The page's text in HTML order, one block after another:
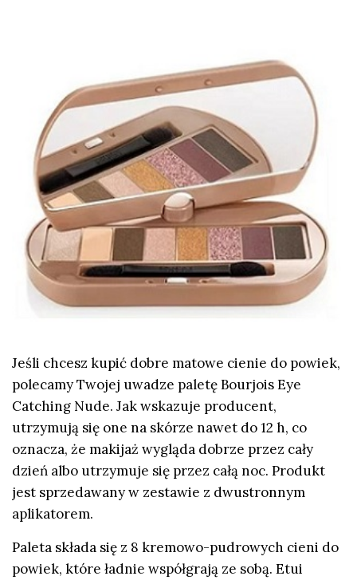
Jeśli chcesz kupić dobre matowe cienie do powiek,
polecamy Twojej uwadze paletę Bourjois Eye
Catching Nude. Jak wskazuje producent,
utrzymują się one na skórze nawet do 12 h, co
oznacza, że makijaż wygląda dobrze przez cały
dzień albo utrzymuje się przez całą noc. Produkt
jest sprzedawany w zestawie z dwustronnym
aplikatorem.
Paleta składa się z 8 kremowo-pudrowych cieni do
powiek, które ładnie współgrają ze sobą. Etui